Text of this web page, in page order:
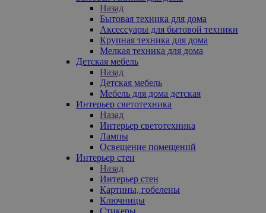
Назад
Бытовая техника для дома
Аксессуары для бытовой техники
Крупная техника для дома
Мелкая техника для дома
Детская мебель
Назад
Детская мебель
Мебель для дома детская
Интерьер светотехника
Назад
Интерьер светотехника
Лампы
Освещение помещений
Интерьер стен
Назад
Интерьер стен
Картины, гобелены
Ключницы
Стикеры